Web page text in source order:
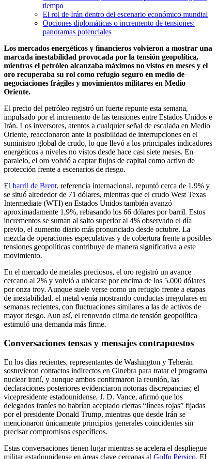
tiempo
El rol de Irán dentro del escenario económico mundial
Opciones diplomáticas o incremento de tensiones:
panoramas potenciales
Los mercados energéticos y financieros volvieron a mostrar una
marcada inestabilidad provocada por la tensión geopolítica,
mientras el petróleo alcanzaba máximos no vistos en meses y el
oro recuperaba su rol como refugio seguro en medio de
negociaciones frágiles y movimientos militares en Medio
Oriente.
El precio del petróleo registró un fuerte repunte esta semana,
impulsado por el incremento de las tensiones entre Estados Unidos e
Irán. Los inversores, atentos a cualquier señal de escalada en Medio
Oriente, reaccionaron ante la posibilidad de interrupciones en el
suministro global de crudo, lo que llevó a los principales indicadores
energéticos a niveles no vistos desde hace casi siete meses. En
paralelo, el oro volvió a captar flujos de capital como activo de
protección frente a escenarios de riesgo.
El barril de Brent, referencia internacional, repuntó cerca de 1,9% y
se situó alrededor de 71 dólares, mientras que el crudo West Texas
Intermediate (WTI) en Estados Unidos también avanzó
aproximadamente 1,9%, rebasando los 66 dólares por barril. Estos
incrementos se suman al salto superior al 4% observado el día
previo, el aumento diario más pronunciado desde octubre. La
mezcla de operaciones especulativas y de cobertura frente a posibles
tensiones geopolíticas contribuye de manera significativa a este
movimiento.
En el mercado de metales preciosos, el oro registró un avance
cercano al 2% y volvió a ubicarse por encima de los 5.000 dólares
por onza troy. Aunque suele verse como un refugio frente a etapas
de inestabilidad, el metal venía mostrando conductas irregulares en
semanas recientes, con fluctuaciones similares a las de activos de
mayor riesgo. Aun así, el renovado clima de tensión geopolítica
estimuló una demanda más firme.
Conversaciones tensas y mensajes contrapuestos
En los días recientes, representantes de Washington y Teherán
sostuvieron contactos indirectos en Ginebra para tratar el programa
nuclear iraní, y aunque ambos confirmaron la reunión, las
declaraciones posteriores evidenciaron notorias discrepancias; el
vicepresidente estadounidense, J. D. Vance, afirmó que los
delegados iraníes no habrían aceptado ciertas “líneas rojas” fijadas
por el presidente Donald Trump, mientras que desde Irán se
mencionaron únicamente principios generales coincidentes sin
precisar compromisos específicos.
Estas conversaciones tienen lugar mientras se acelera el despliegue
militar estadounidense en áreas clave cercanas al Golfo Pérsico. El